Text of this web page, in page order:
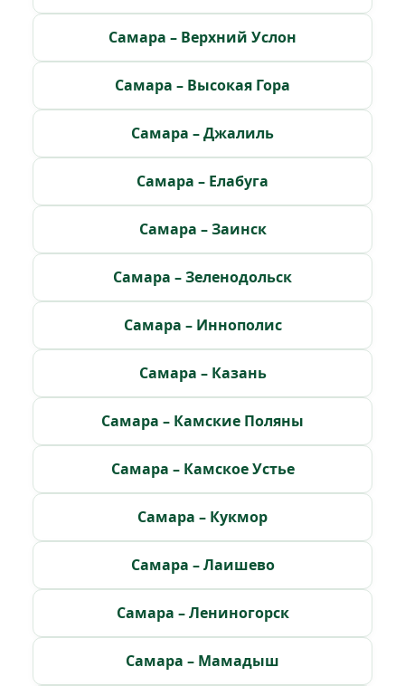
Самара – Верхний Услон
Самара – Высокая Гора
Самара – Джалиль
Самара – Елабуга
Самара – Заинск
Самара – Зеленодольск
Самара – Иннополис
Самара – Казань
Самара – Камские Поляны
Самара – Камское Устье
Самара – Кукмор
Самара – Лаишево
Самара – Лениногорск
Самара – Мамадыш